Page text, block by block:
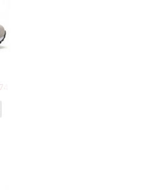
Silver Summer Fog